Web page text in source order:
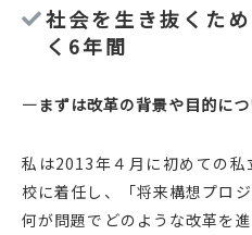
社会を生き抜くた
く6年間
―まずは改革の背景や目的につ
私は2013年４月に初めての
校に着任し、「将来構想プロ
何が問題でどのような改革を